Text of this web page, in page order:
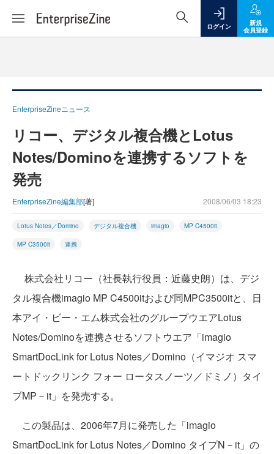
ログイン
新規
会員登録
EnterpriseZineニュース
リコー、デジタル複合機とLotus
Notes/Dominoを連携するソフトを
発売
EnterpriseZine編集部[著] 2008/06/03 18:23
Lotus Notes／Domino デジタル複合機 imagio MP C4500it
MP C3500it 連携
株式会社リコー（社長執行役員：近藤史朗）は、デジ
タル複合機imagio MP C4500itおよび同MPC3500itと、日
本アイ・ビー・エム株式会社のグループウエアLotus
Notes/Dominoを連携させるソフトウエア「imagio
SmartDocLink for Lotus Notes／Domino（イマジオ スマ
ートドックリンク フォー ロータスノーツ／ドミノ）タイ
プMP－it」を発売する。
この製品は、2006年7月に発売した「imagio
SmartDocLink for Lotus Notes／Domino タイプN－it」の